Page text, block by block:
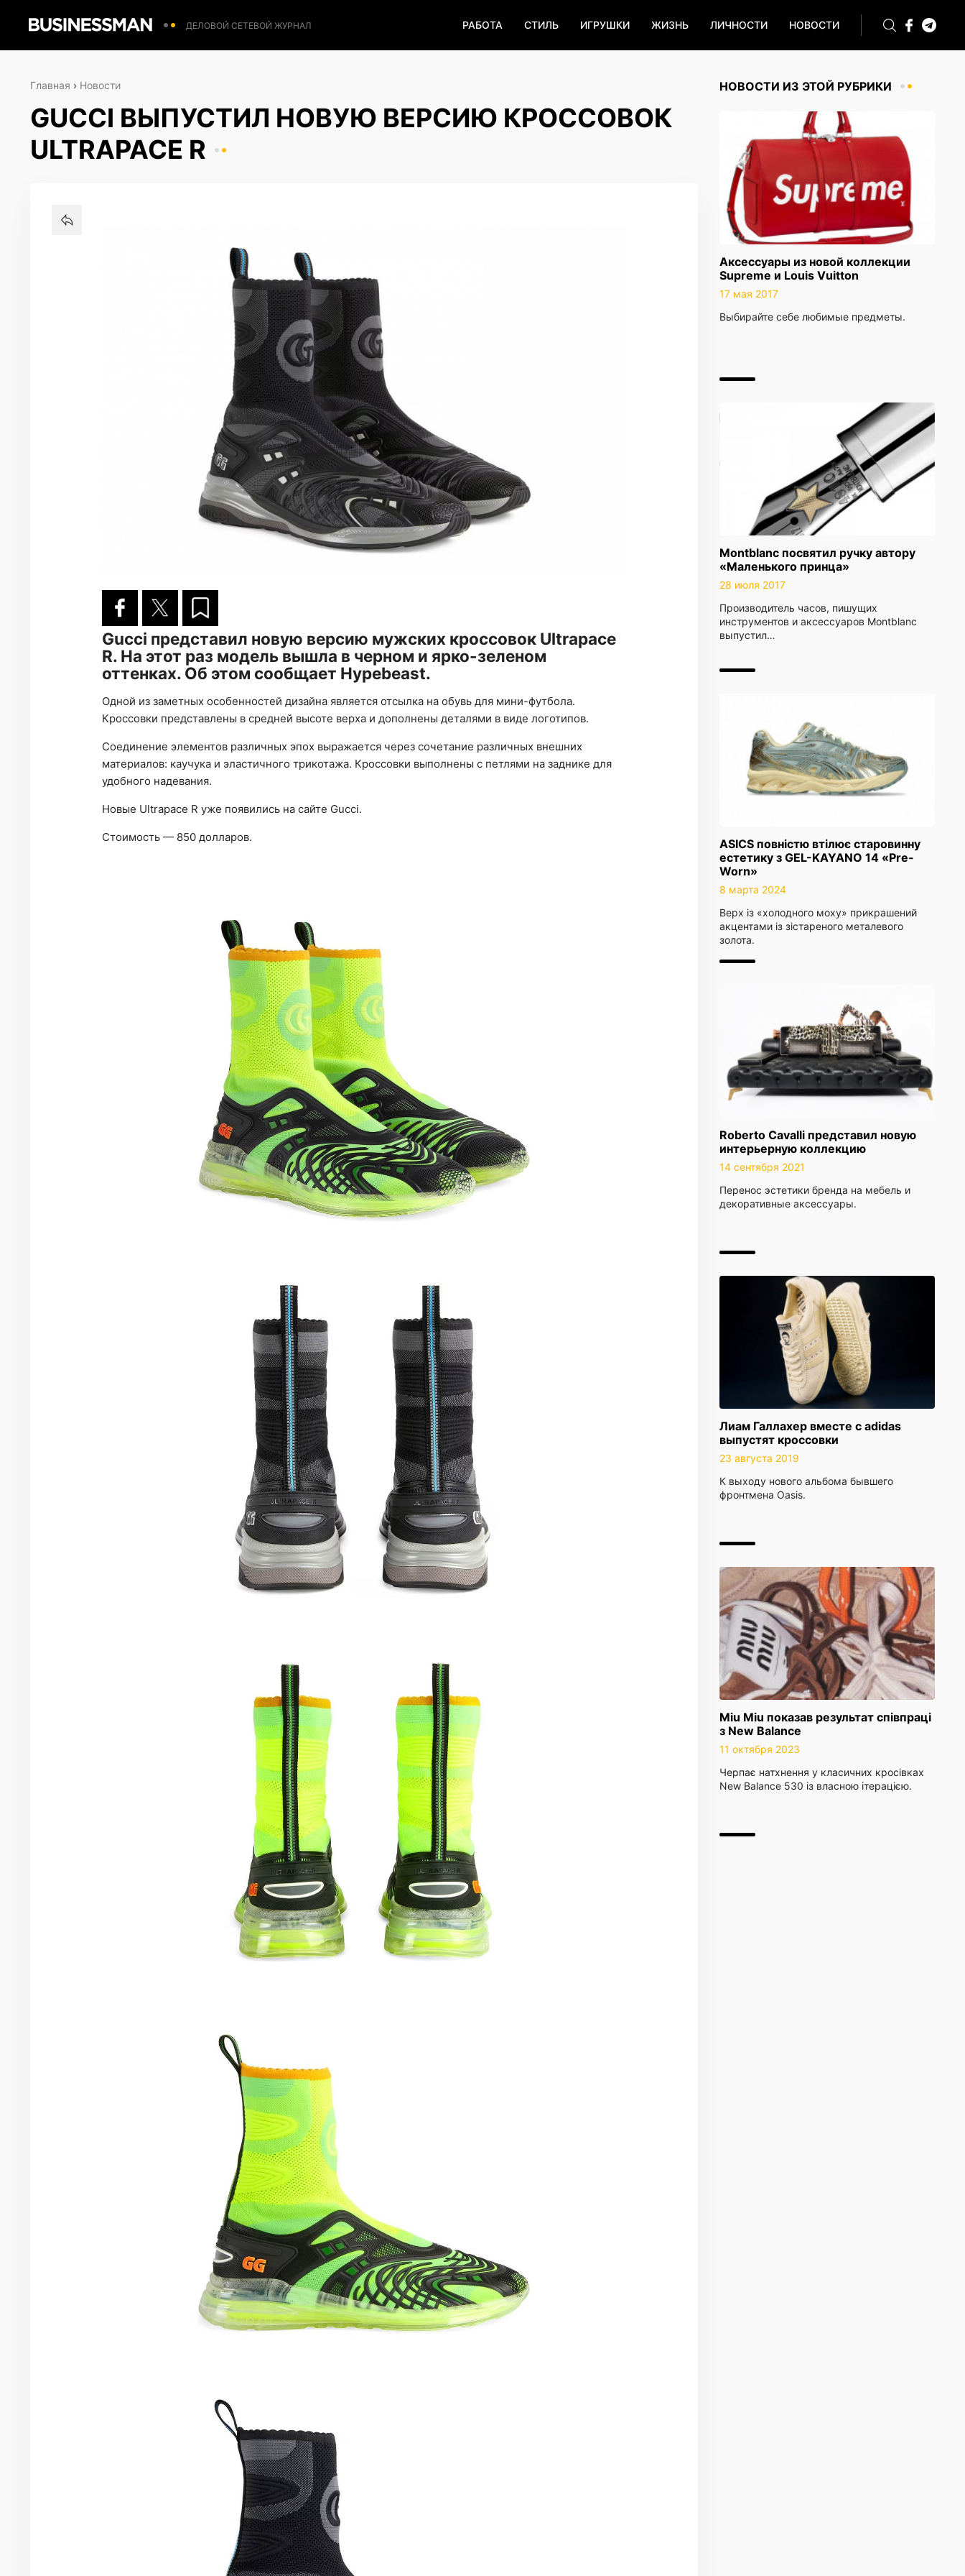
ДЕЛОВОЙ СЕТЕВОЙ ЖУРНАЛ РАБОТА СТИЛЬ ИГРУШКИ ЖИЗНЬ ЛИЧНОСТИ НОВОСТИ
НОВОСТИ ИЗ ЭТОЙ РУБРИКИ
Аксессуары из новой коллекции
Supreme и Louis Vuitton
17 мая 2017
Выбирайте себе любимые предметы.
Montblanc посвятил ручку автору
«Маленького принца»
28 июля 2017
Производитель часов, пишущих
инструментов и аксессуаров Montblanc
выпустил…
ASICS повністю втілює старовинну
естетику з GEL-KAYANO 14 «Pre-
Worn»
8 марта 2024
Верх із «холодного моху» прикрашений
акцентами із зістареного металевого
золота.
Roberto Cavalli представил новую
интерьерную коллекцию
14 сентября 2021
Перенос эстетики бренда на мебель и
декоративные аксессуары.
Лиам Галлахер вместе с adidas
выпустят кроссовки
23 августа 2019
К выходу нового альбома бывшего
фронтмена Oasis.
Miu Miu показав результат співпраці
з New Balance
11 октября 2023
Черпає натхнення у класичних кросівках
New Balance 530 із власною ітерацією.
Главная › Новости
GUCCI ВЫПУСТИЛ НОВУЮ ВЕРСИЮ КРОССОВОК
ULTRAPACE R
Gucci представил новую версию мужских кроссовок Ultrapace
R. На этот раз модель вышла в черном и ярко-зеленом
оттенках. Об этом сообщает Hypebeast.
Одной из заметных особенностей дизайна является отсылка на обувь для мини-футбола.
Кроссовки представлены в средней высоте верха и дополнены деталями в виде логотипов.
Соединение элементов различных эпох выражается через сочетание различных внешних
материалов: каучука и эластичного трикотажа. Кроссовки выполнены с петлями на заднике для
удобного надевания.
Новые Ultrapace R уже появились на сайте Gucci.
Стоимость — 850 долларов.